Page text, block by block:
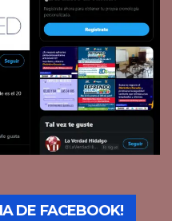
DE FACEBOOK!